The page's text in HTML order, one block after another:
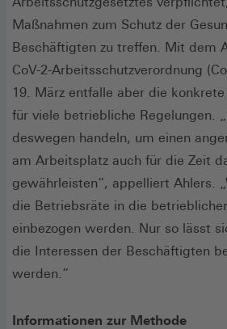
Maßnahmen zum Schutz der
Beschäftigten zu treffen. Mit dem
CoV-2-Arbeitsschutzverordnung
19. März entfalle aber die
für viele betriebliche Regelungen.
deswegen handeln, um einen
am Arbeitsplatz auch für die Zeit
gewährleisten“, appelliert Ahlers.
die Betriebsräte in die
einbezogen werden. Nur so lässt
die Interessen der Beschäftigten
werden.“
Informationen zur Methode